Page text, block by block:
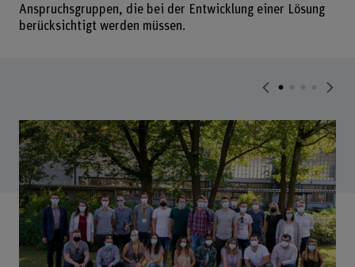
Anspruchsgruppen, die bei der Entwicklung einer Lösung
berücksichtigt werden müssen.